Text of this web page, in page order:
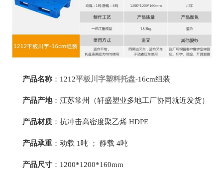
产品名称： 1212平板川字塑料托盘-16cm组装
产品产地：江苏常州（轩盛塑业多地工厂协同就近发货）
产品材质 ： 抗冲击高密度聚乙烯 HDPE
产品承重 ：动载 1吨 ； 静载 4吨
产品尺寸 ：1200*1200*160mm